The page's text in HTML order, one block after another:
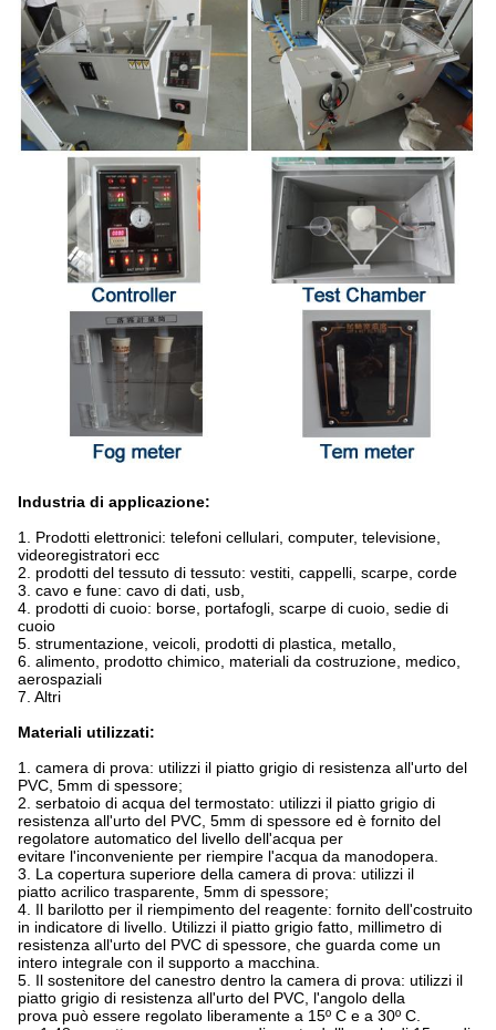
Industria di applicazione:
1. Prodotti elettronici: telefoni cellulari, computer, televisione,
videoregistratori ecc
2. prodotti del tessuto di tessuto: vestiti, cappelli, scarpe, corde
3. cavo e fune: cavo di dati, usb,
4. prodotti di cuoio: borse, portafogli, scarpe di cuoio, sedie di
cuoio
5. strumentazione, veicoli, prodotti di plastica, metallo,
6. alimento, prodotto chimico, materiali da costruzione, medico,
aerospaziali
7. Altri
Materiali utilizzati:
1. camera di prova: utilizzi il piatto grigio di resistenza all'urto del
PVC, 5mm di spessore;
2. serbatoio di acqua del termostato: utilizzi il piatto grigio di
resistenza all'urto del PVC, 5mm di spessore ed è fornito del
regolatore automatico del livello dell'acqua per
evitare l'inconveniente per riempire l'acqua da manodopera.
3. La copertura superiore della camera di prova: utilizzi il
piatto acrilico trasparente, 5mm di spessore;
4. Il barilotto per il riempimento del reagente: fornito dell'costruito
in indicatore di livello. Utilizzi il piatto grigio fatto, millimetro di
resistenza all'urto del PVC di spessore, che guarda come un
intero integrale con il supporto a macchina.
5. Il sostenitore del canestro dentro la camera di prova: utilizzi il
piatto grigio di resistenza all'urto del PVC, l'angolo della
prova può essere regolato liberamente a 15º C e a 30º C.